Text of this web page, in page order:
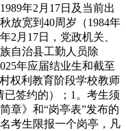
年2月17日及当前出
放宽到40周岁（1984年
2月17日，党政机关、
自治县工勤人员除
年应届结业生和截至
权利教育阶段学校教师
已签约的）；1。考生须
章》和“岗亭表”发布的
考生限报一个岗亭，凡